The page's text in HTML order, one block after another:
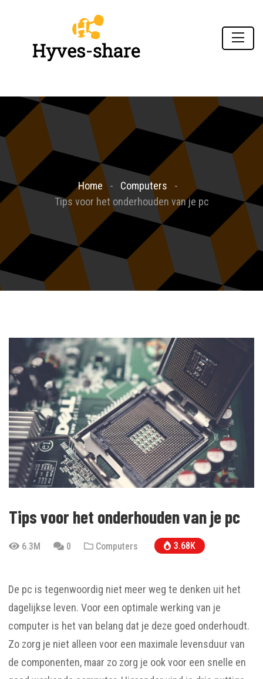
Home
Computers
Tips voor het onderhouden van je pc
Tips voor het onderhouden van je pc
6.3M 0 Computers 3.68K
De pc is tegenwoordig niet meer weg te denken uit het
dagelijkse leven. Voor een optimale werking van je
computer is het van belang dat je deze goed onderhoudt.
Zo zorg je niet alleen voor een maximale levensduur van
de componenten, maar zo zorg je ook voor een snelle en